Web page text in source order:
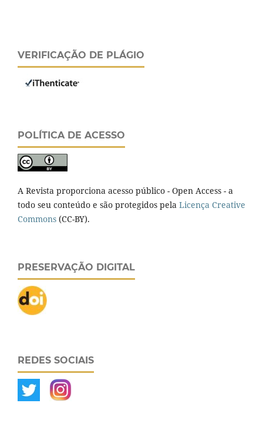
VERIFICAÇÃO DE PLÁGIO
POLÍTICA DE ACESSO
A Revista proporciona acesso público - Open Access - a
todo seu conteúdo e são protegidos pela Licença Creative
Commons (CC-BY).
PRESERVAÇÃO DIGITAL
REDES SOCIAIS